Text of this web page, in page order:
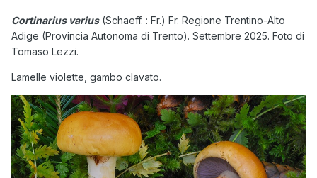
Cortinarius varius (Schaeff. : Fr.) Fr. Regione Trentino-Alto
Adige (Provincia Autonoma di Trento). Settembre 2025. Foto di
Tomaso Lezzi.
Lamelle violette, gambo clavato.